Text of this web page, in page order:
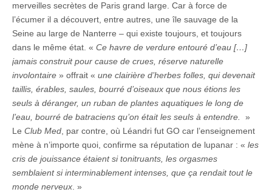
merveilles secrètes de Paris grand large. Car à force de
l’écumer il a découvert, entre autres, une île sauvage de la
Seine au large de Nanterre – qui existe toujours, et toujours
dans le même état. « Ce havre de verdure entouré d’eau […]
jamais construit pour cause de crues, réserve naturelle
involontaire » offrait « une clairière d’herbes folles, qui devenait
taillis, érables, saules, bourré d’oiseaux que nous étions les
seuls à déranger, un ruban de plantes aquatiques le long de
l’eau, bourré de batraciens qu’on était les seuls à entendre.
»
Le Club Med , par contre, où Léandri fut GO car l’enseignement
mène à n’importe quoi, confirme sa réputation de lupanar : « les
cris de jouissance étaient si tonitruants, les orgasmes
semblaient si interminablement intenses, que ça rendait tout le
monde nerveux . »